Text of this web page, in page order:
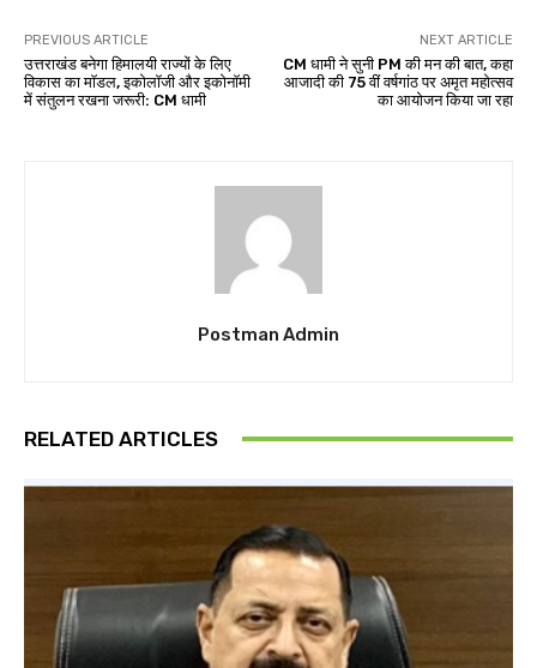
PREVIOUS ARTICLE
उत्तराखंड बनेगा हिमालयी राज्यों के लिए
विकास का माॅडल, इकोलॉजी और इकोनाॅमी
में संतुलन रखना जरूरी: CM धामी
NEXT ARTICLE
CM धामी ने सुनी PM की मन की बात, कहा
आजादी की 75 वीं वर्षगांठ पर अमृत महोत्सव
का आयोजन किया जा रहा
Postman Admin
RELATED ARTICLES